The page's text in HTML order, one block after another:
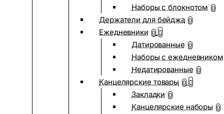
Наборы с блокнотом 0
Держатели для бейджа 0
Ежедневники 0
Датированные 0
Наборы с ежедневником
Недатированные 0
Канцелярские товары 0
Закладки 0
Канцелярские наборы 0